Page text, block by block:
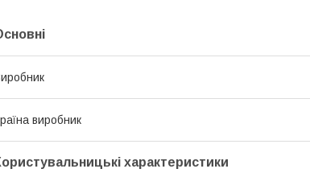
виробник
характеристики